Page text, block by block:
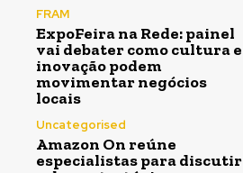
FRAM
ExpoFeira na Rede: painel
vai debater como cultura e
inovação podem
movimentar negócios
locais
Uncategorised
Amazon On reúne
especialistas para discutir